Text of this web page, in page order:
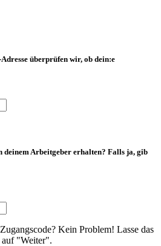
überprüfen wir, ob dein:e
deinem Arbeitgeber erhalten? Falls ja, gib
Kein Problem! Lasse das
"Weiter".